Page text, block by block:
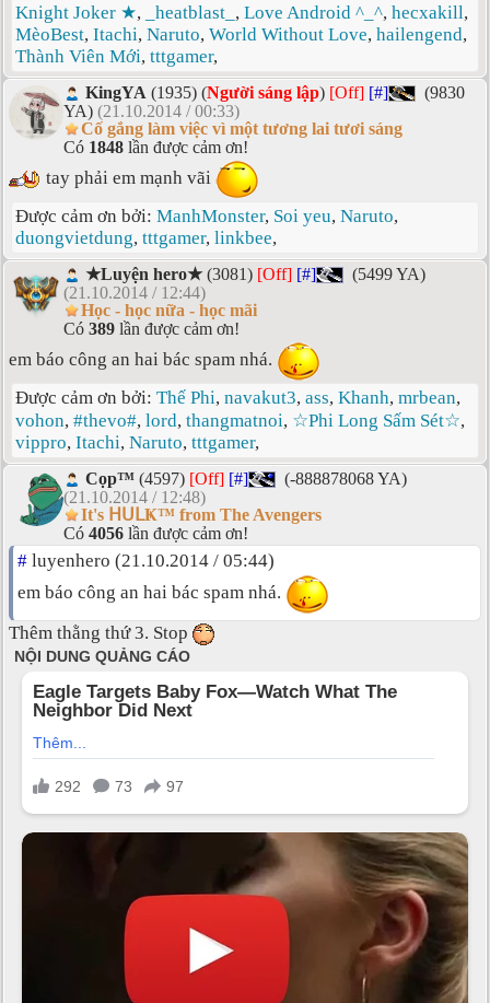
Knight Joker ★, _heatblast_ , Love Android ^_^, hecxakill,
MèoBest, Itachi, Naruto, World Without Love, hailengend,
Thành Viên Mới, tttgamer,
KingYA (1935) (Người sáng lập) [Off] [#]
(9830
YA) (21.10.2014 / 00:33)
Cố gắng làm việc vì một tương lai tươi sáng
Có 1848 lần được cảm ơn!
tay phải em mạnh vãi
Được cảm ơn bởi: ManhMonster, Soi yeu, Naruto,
duongvietdung, tttgamer, linkbee,
★Luyện hero★(3081) [Off] [#]
(5499 YA)
(21.10.2014 / 12:44)
Học - học nữa - học mãi
Có 389 lần được cảm ơn!
em báo công an hai bác spam nhá.
Được cảm ơn bởi: Thế Phi, navakut3, ass, Khanh, mrbean,
vohon, #thevo#, lord, thangmatnoi, ☆Phi Long Sấm Sét☆,
vippro, Itachi, Naruto, tttgamer,
Cọp™ (4597) [Off] [#]
(-888878068 YA)
(21.10.2014 / 12:48)
It's ᕼᑌᒪҜ™ from The Avengers
Có 4056 lần được cảm ơn!
# luyenhero (21.10.2014 / 05:44)
em báo công an hai bác spam nhá.
Thêm thằng thứ 3. Stop